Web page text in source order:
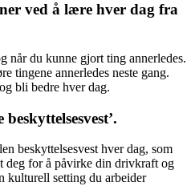
ved å lære hver dag fra
når du kunne gjort ting annerledes.
tingene annerledes neste gang.
bli bedre hver dag.
beskyttelsesvest hver dag, som
deg for å påvirke din drivkraft og
kulturell setting du arbeider